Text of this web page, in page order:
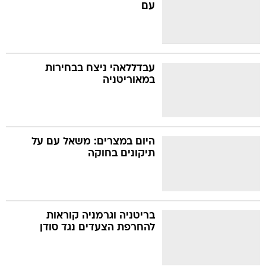
עם
עבדללאהי ניצח בבחירות
במאוריטניה
היום במצרים: משאל עם על
תיקונים בחוקה
בריטניה וגרמניה קוראות
להחרפת הצעדים נגד סודן